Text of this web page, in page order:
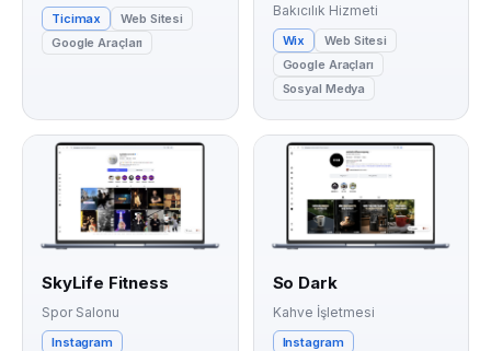
Ticimax
Web Sitesi
Google Araçları
Bakıcılık Hizmeti
Wix
Web Sitesi
Google Araçları
Sosyal Medya
SkyLife Fitness
Spor Salonu
Instagram
So Dark
Kahve İşletmesi
Instagram